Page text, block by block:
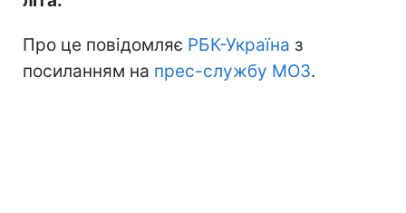
Про це повідомляє РБК-Україна з
посиланням на прес-службу МОЗ.